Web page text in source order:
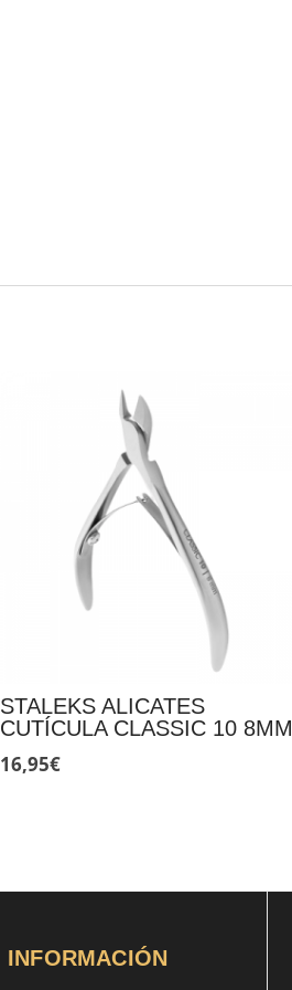
STALEKS ALICATES
CUTÍCULA CLASSIC 10 8MM
16,95€
INFORMACIÓN